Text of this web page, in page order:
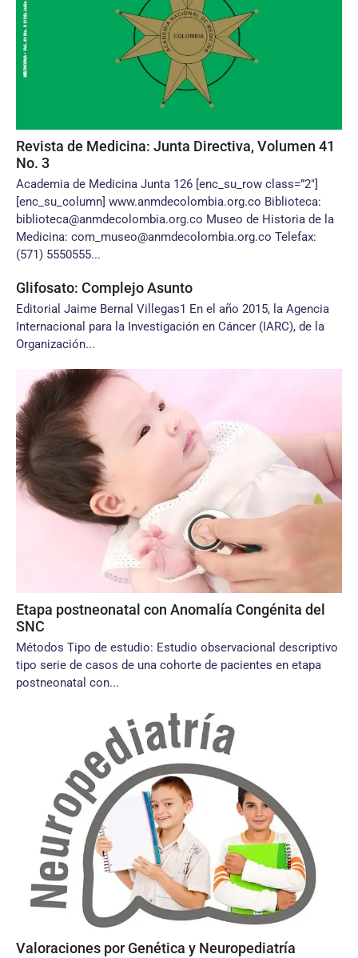
Revista de Medicina: Junta Directiva, Volumen 41
No. 3
Academia de Medicina Junta 126 [enc_su_row class=”2″]
[enc_su_column] www.anmdecolombia.org.co Biblioteca:
biblioteca@anmdecolombia.org.co Museo de Historia de la
Medicina: com_museo@anmdecolombia.org.co Telefax:
(571) 5550555...
Glifosato: Complejo Asunto
Editorial Jaime Bernal Villegas1 En el año 2015, la Agencia
Internacional para la Investigación en Cáncer (IARC), de la
Organización...
Etapa postneonatal con Anomalía Congénita del
SNC
Métodos Tipo de estudio: Estudio observacional descriptivo
tipo serie de casos de una cohorte de pacientes en etapa
postneonatal con...
Valoraciones por Genética y Neuropediatría